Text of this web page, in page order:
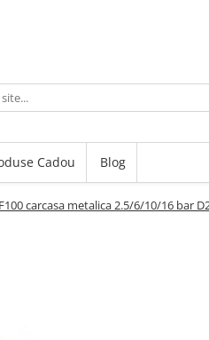
Cadou Blog
carcasa metalica 2.5/6/10/16 bar